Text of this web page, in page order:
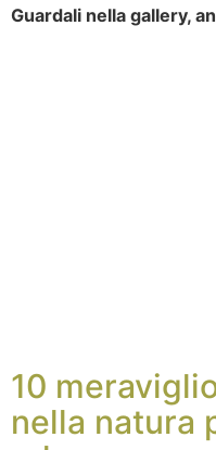
Guardali nella gallery,
10
nella natura